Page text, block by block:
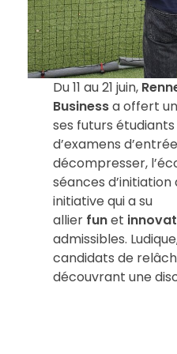
é
t
Du 11 au 21 juin,
Businessa offert
ses futurs
d’examens
décompresser,
séances
initiative qui a su
allier funet
admissibles.
candidats de
découvrant une